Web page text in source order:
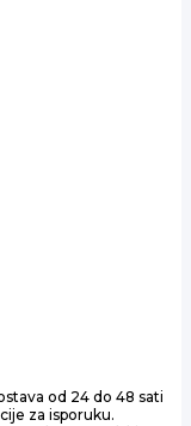
od 24 do 48 sati
za isporuku.